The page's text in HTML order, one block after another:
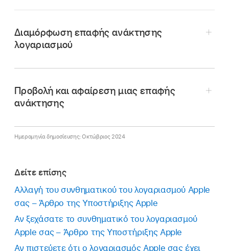
Διαμόρφωση επαφής ανάκτησης
λογαριασμού
Στο iPhone ή iPad σας: Μεταβείτε στις
«Ρυθμίσεις»
> [το όνομά σας
αγγίξτε «Σύνδεση και ασφάλεια».
Στο Mac σας: Επιλέξτε το μενού Apple
Προβολή και αφαίρεση μιας επαφής
ανάκτησης
«Ρυθμίσεις»
> [ το όνομά σας] και
αγγίξτε «Σύνδεση και ασφάλεια».
Στο Mac σας:Επιλέξτε το μενού Apple
«Ρυθμίσεις συστήματος», κάντε κλικ στο
Ημερομηνία δημοσίευσης: Οκτώβριος 2024
Δείτε επίσης
Αλλαγή του συνθηματικού του λογαριασμού Apple
σας – Άρθρο της Υποστήριξης Apple
Αν ξεχάσατε το συνθηματικό του λογαριασμού
Apple σας – Άρθρο της Υποστήριξης Apple
Αν πιστεύετε ότι ο λογαριασμός Apple σας έχει